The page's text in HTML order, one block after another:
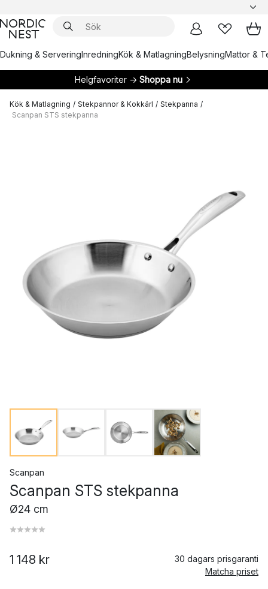
Dukning & ServeringInredningKök & MatlagningBelysningMattor &
Helgfavoriter → Shoppa nu
Kök & Matlagning / Stekpannor & Kokkärl / Stekpanna /
Scanpan STS stekpanna
Scanpan
Scanpan STS stekpanna
Ø24 cm
1 148 kr
30 dagars prisgaranti
Matcha priset